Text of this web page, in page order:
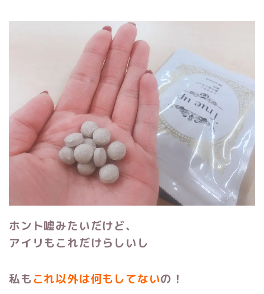
ホント嘘みたいだけど、
アイリもこれだけらしいし
私もこれ以外は何もしてないの！